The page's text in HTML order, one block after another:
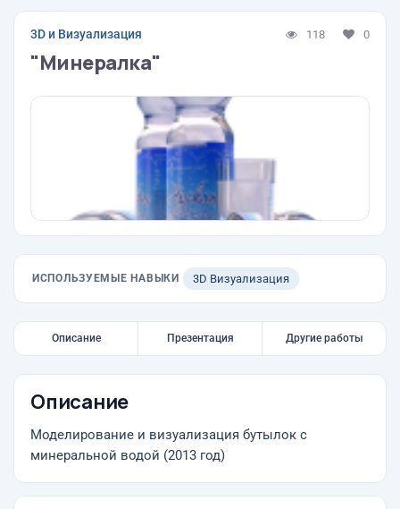
3D и Визуализация 118 0
"Минералка"
ИСПОЛЬЗУЕМЫЕ НАВЫКИ 3D Визуализация
Описание Презентация Другие работы
Описание
Моделирование и визуализация бутылок с
минеральной водой (2013 год)